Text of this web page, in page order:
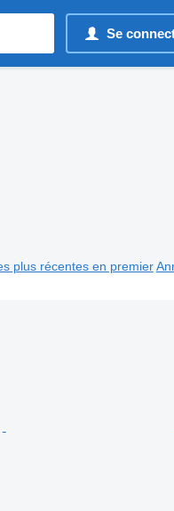
Se
plus récentes en premier